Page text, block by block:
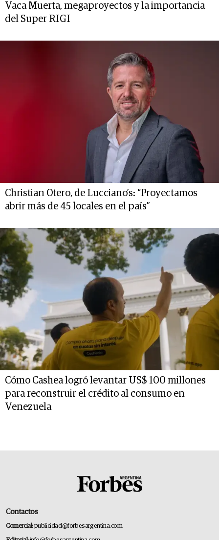
Vaca Muerta, megaproyectos y la importancia
del Super RIGI
Christian Otero, de Lucciano’s: “Proyectamos
abrir más de 45 locales en el país”
Cómo Cashea logró levantar US$ 100 millones
para reconstruir el crédito al consumo en
Venezuela
Contactos
Comercial:publicidad@forbesargentina.com